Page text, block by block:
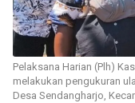
Pelaksana Harian (Plh)
melakukan pengukuran
Desa Sendangharjo,